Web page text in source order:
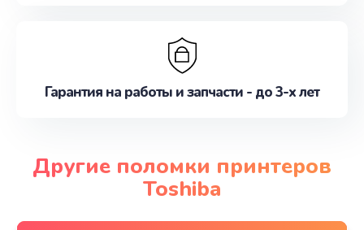
Гарантия на работы и запчасти - до 3-х лет
Другие поломки принтеров
Toshiba